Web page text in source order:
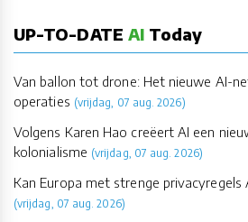
UP-TO-DATE AI Today
Van ballon tot drone: Het nieuwe AI-
operaties (vrijdag, 07 aug. 2026)
Volgens Karen Hao creëert AI een
kolonialisme (vrijdag, 07 aug. 2026)
Kan Europa met strenge privacyregels
(vrijdag, 07 aug. 2026)